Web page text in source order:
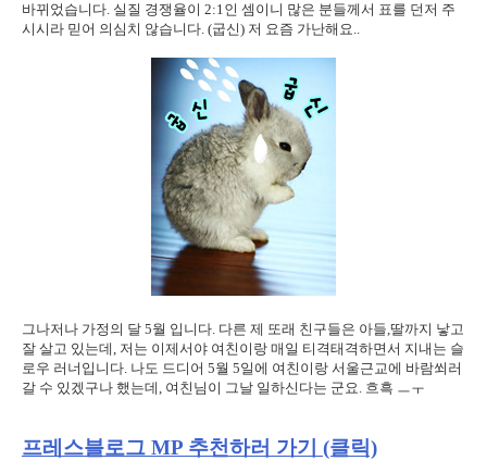
바뀌었습니다. 실질 경쟁율이 2:1인 셈이니 많은 분들께서 표를 던저 주
시시라 믿어 의심치 않습니다. (굽신) 저 요즘 가난해요..
그나저나 가정의 달 5월 입니다. 다른 제 또래 친구들은 아들,딸까지 낳고
잘 살고 있는데, 저는 이제서야 여친이랑 매일 티격태격하면서 지내는 슬
로우 러너입니다. 나도 드디어 5월 5일에 여친이랑 서울근교에 바람쐬러
갈 수 있겠구나 했는데, 여친님이 그날 일하신다는 군요. 흐흑 ㅡㅜ
프레스블로그 MP 추천하러 가기 (클릭)